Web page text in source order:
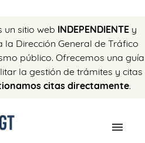
un sitio web INDEPENDIENTE y
la Dirección General de Tráfico
público. Ofrecemos una guía
la gestión de trámites y citas
citas directamente.